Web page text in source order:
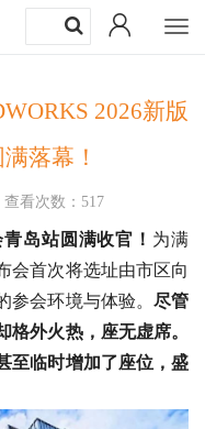
2026新版
落幕！
查看次数：517
岛站圆满收官！ 为满
会首次将选址由市区向
参会环境与体验。 尽管
外火热，座无虚席。
至临时增加了座位，盛